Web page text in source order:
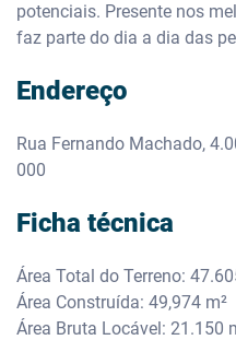
potenciais. Presente nos
faz parte do dia a dia das
Endereço
Rua Fernando Machado,
000
Ficha técnica
Área Total do Terreno:
Área Construída: 49,974 m²
Área Bruta Locável: 21.150